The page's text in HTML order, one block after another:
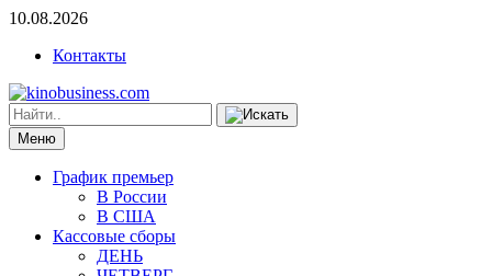
10.08.2026
Контакты
Меню
График премьер
В России
В США
Кассовые сборы
ДЕНЬ